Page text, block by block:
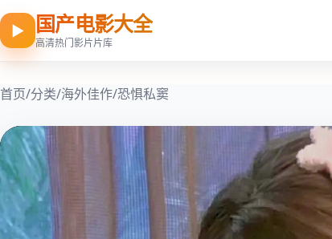
▶ 国产电影大全
高清热门影片片库
首页/分类/海外佳作/恐惧私窦